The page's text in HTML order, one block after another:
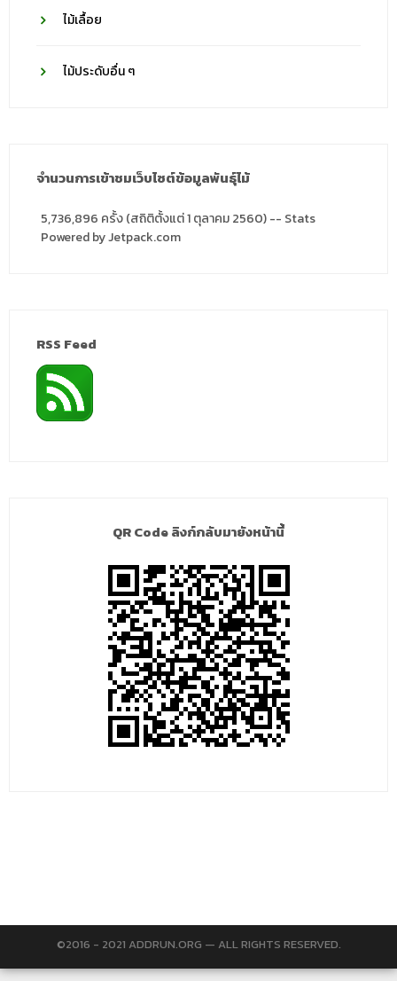
ไม้เลื้อย
ไม้ประดับอื่น ๆ
จำนวนการเข้าชมเว็บไซต์ข้อมูลพันธุ์ไม้
5,736,896 ครั้ง (สถิติตั้งแต่ 1 ตุลาคม 2560) -- Stats
Powered by Jetpack.com
RSS Feed
QR Code ลิงก์กลับมายังหน้านี้
©2016 - 2021 ADDRUN.ORG — ALL RIGHTS RESERVED.